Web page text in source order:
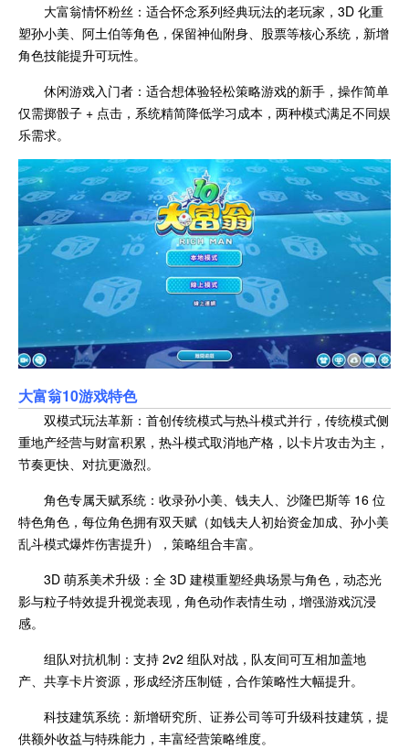
大富翁情怀粉丝：适合怀念系列经典玩法的老玩家，3D 化重
塑孙小美、阿土伯等角色，保留神仙附身、股票等核心系统，新增
角色技能提升可玩性。
休闲游戏入门者：适合想体验轻松策略游戏的新手，操作简单
仅需掷骰子 + 点击，系统精简降低学习成本，两种模式满足不同娱
乐需求。
大富翁10游戏特色
双模式玩法革新：首创传统模式与热斗模式并行，传统模式侧
重地产经营与财富积累，热斗模式取消地产格，以卡片攻击为主，
节奏更快、对抗更激烈。
角色专属天赋系统：收录孙小美、钱夫人、沙隆巴斯等 16 位
特色角色，每位角色拥有双天赋（如钱夫人初始资金加成、孙小美
乱斗模式爆炸伤害提升），策略组合丰富。
3D 萌系美术升级：全 3D 建模重塑经典场景与角色，动态光
影与粒子特效提升视觉表现，角色动作表情生动，增强游戏沉浸
感。
组队对抗机制：支持 2v2 组队对战，队友间可互相加盖地
产、共享卡片资源，形成经济压制链，合作策略性大幅提升。
科技建筑系统：新增研究所、证券公司等可升级科技建筑，提
供额外收益与特殊能力，丰富经营策略维度。